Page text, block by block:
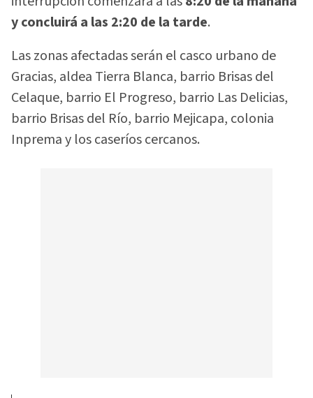
y concluirá a las 2:20 de la tarde.
Las zonas afectadas serán el casco urbano de
Gracias, aldea Tierra Blanca, barrio Brisas del
Celaque, barrio El Progreso, barrio Las Delicias,
barrio Brisas del Río, barrio Mejicapa, colonia
Inprema y los caseríos cercanos.